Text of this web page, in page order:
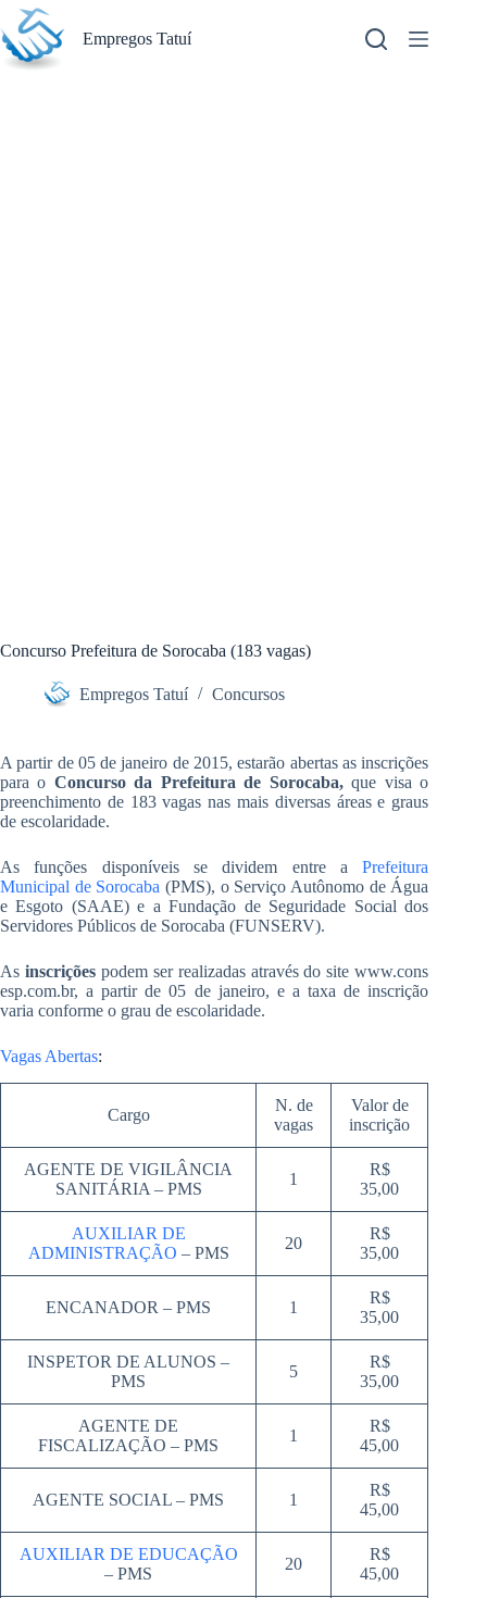
Pular
para
o
conteúdo
Empregos Tatuí
Concurso Prefeitura de Sorocaba (183 vagas)
Empregos Tatuí Concursos
A partir de 05 de janeiro de 2015, estarão abertas as inscrições
para o Concurso da Prefeitura de Sorocaba,que visa o
preenchimento de 183 vagas nas mais diversas áreas e graus
de escolaridade.
As funções disponíveis se dividem entre aPrefeitura
Municipal de Sorocaba (PMS), o Serviço Autônomo de Água
e Esgoto (SAAE) e a Fundação de Seguridade Social dos
Servidores Públicos de Sorocaba (FUNSERV).
As inscriçõespodem ser realizadas através do site www.cons
esp.com.br, a partir de 05 de janeiro, e a taxa de inscrição
varia conforme o grau de escolaridade.
Vagas Abertas:
Cargo
N. de
vagas
Valor de
inscrição
AGENTE DE VIGILÂNCIA
SANITÁRIA – PMS
1
R$
35,00
AUXILIAR DE
ADMINISTRAÇÃO – PMS
20
R$
35,00
ENCANADOR – PMS 1
R$
35,00
INSPETOR DE ALUNOS –
PMS
5
R$
35,00
AGENTE DE
FISCALIZAÇÃO – PMS
1
R$
45,00
AGENTE SOCIAL – PMS 1
R$
45,00
AUXILIAR DE EDUCAÇÃO
– PMS
20
R$
45,00